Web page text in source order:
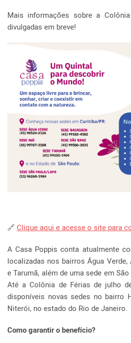
Mais informações sobre a
divulgadas em breve!
🔗 Clique aqui e acesse o site para
A Casa Poppis conta atualmente
localizadas nos bairros Água Verde,
e Tarumã, além de uma sede em
Até a Colônia de Férias de julho
disponíveis novas sedes no bairro
Niterói, no estado do Rio de Janeiro.
Como garantir o benefício?